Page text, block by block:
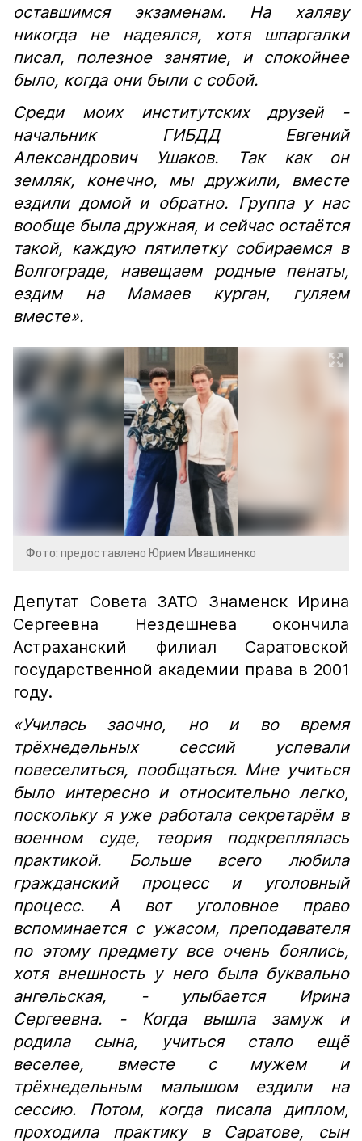
оставшимся экзаменам. На халяву
никогда не надеялся, хотя шпаргалки
писал, полезное занятие, и спокойнее
было, когда они были с собой.
Среди моих институтских друзей -
начальник ГИБДД Евгений
Александрович Ушаков. Так как он
земляк, конечно, мы дружили, вместе
ездили домой и обратно. Группа у нас
вообще была дружная, и сейчас остаётся
такой, каждую пятилетку собираемся в
Волгограде, навещаем родные пенаты,
ездим на Мамаев курган, гуляем
вместе».
Фото: предоставлено Юрием Ивашиненко
Депутат Совета ЗАТО Знаменск Ирина
Сергеевна Нездешнева окончила
Астраханский филиал Саратовской
государственной академии права в 2001
году.
«Училась заочно, но и во время
трёхнедельных сессий успевали
повеселиться, пообщаться. Мне учиться
было интересно и относительно легко,
поскольку я уже работала секретарём в
военном суде, теория подкреплялась
практикой. Больше всего любила
гражданский процесс и уголовный
процесс. А вот уголовное право
вспоминается с ужасом, преподавателя
по этому предмету все очень боялись,
хотя внешность у него была буквально
ангельская, - улыбается Ирина
Сергеевна. - Когда вышла замуж и
родила сына, учиться стало ещё
веселее, вместе с мужем и
трёхнедельным малышом ездили на
сессию. Потом, когда писала диплом,
проходила практику в Саратове, сын